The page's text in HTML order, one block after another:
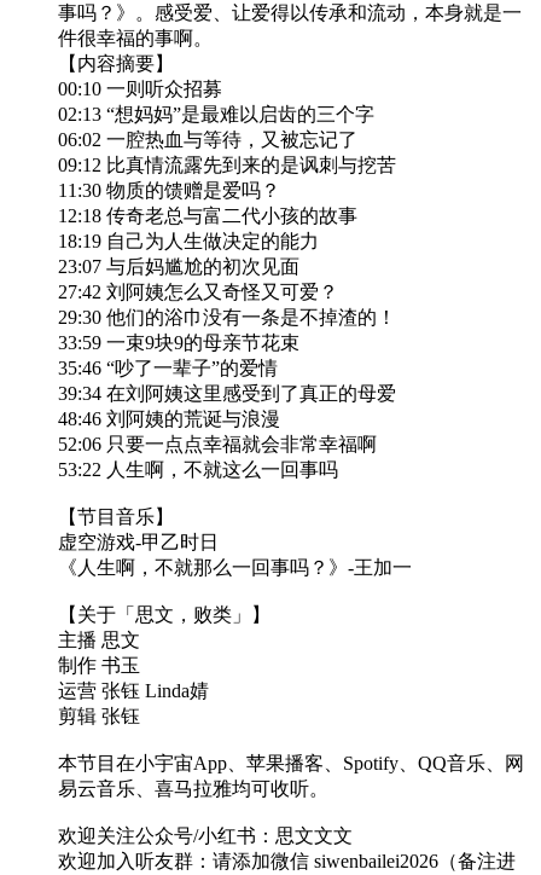
事吗？》。感受爱、让爱得以传承和流动，本身就是一
件很幸福的事啊。
【内容摘要】
00:10 一则听众招募
02:13 “想妈妈”是最难以启齿的三个字
06:02 一腔热血与等待，又被忘记了
09:12 比真情流露先到来的是讽刺与挖苦
11:30 物质的馈赠是爱吗？
12:18 传奇老总与富二代小孩的故事
18:19 自己为人生做决定的能力
23:07 与后妈尴尬的初次见面
27:42 刘阿姨怎么又奇怪又可爱？
29:30 他们的浴巾没有一条是不掉渣的！
33:59 一束9块9的母亲节花束
35:46 “吵了一辈子”的爱情
39:34 在刘阿姨这里感受到了真正的母爱
48:46 刘阿姨的荒诞与浪漫
52:06 只要一点点幸福就会非常幸福啊
53:22 人生啊，不就这么一回事吗
【节目音乐】
虚空游戏-甲乙时日
《人生啊，不就那么一回事吗？》-王加一
【关于「思文，败类」】
主播 思文
制作 书玉
运营 张钰 Linda婧
剪辑 张钰
本节目在小宇宙App、苹果播客、Spotify、QQ音乐、网
易云音乐、喜马拉雅均可收听。
欢迎关注公众号/小红书：思文文文
欢迎加入听友群：请添加微信 siwenbailei2026（备注进